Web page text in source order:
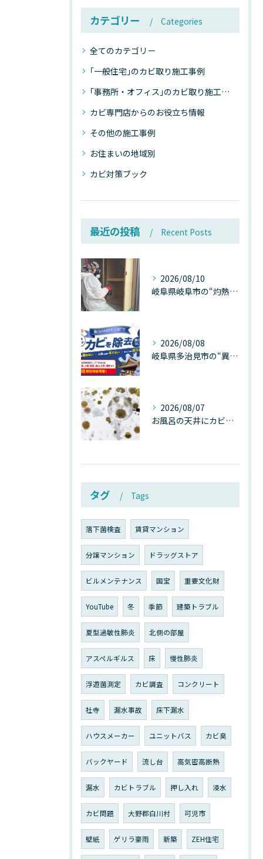
カテゴリー Categories
全てのカテゴリー
｢一般住宅｣のカビ取り施工事例
｢事務所・オフィス｣のカビ取り施工事例
カビ専門店からのお役立ち情報
その他の施工事例
お住まいの地域別
カビ対策ブック
最近の投稿 Recent Posts
2026/08/10
岐阜県岐阜市の“灼熱気温”が建物内部を崩壊させる──深層カビが静かに家を蝕む温度差ショックの真実
2026/08/08
岐阜県多治見市の“異常な高温”が建物内部を破壊する──深層カビが急増する危険な温度差の正体
2026/08/07
お風呂の天井にカビが生えたら要注意！2026年8月の猛暑・高湿度で急増する浴室カビの原因と正しい対策
タグ Tags
落下菌検査 賃貸マンション
分譲マンション ドラッグストア
ビルメンテナンス 国宝 重要文化財
YouTube 冬 季節 建築トラブル
夏型過敏性肺炎 北側の部屋
アスペルギルス 床 慢性肺炎
浮遊菌測定 カビ調査 コンクリート
社寺 漏水事故 床下漏水
ハウスメーカー ユニットバス カビ臭
バックヤード 流し台 高気密高断熱
漏水 カビトラブル 押し入れ 浸水
カビ問題 大野郡白川村 可児市
壁紙 ゲリラ豪雨 新築 ZEH住宅